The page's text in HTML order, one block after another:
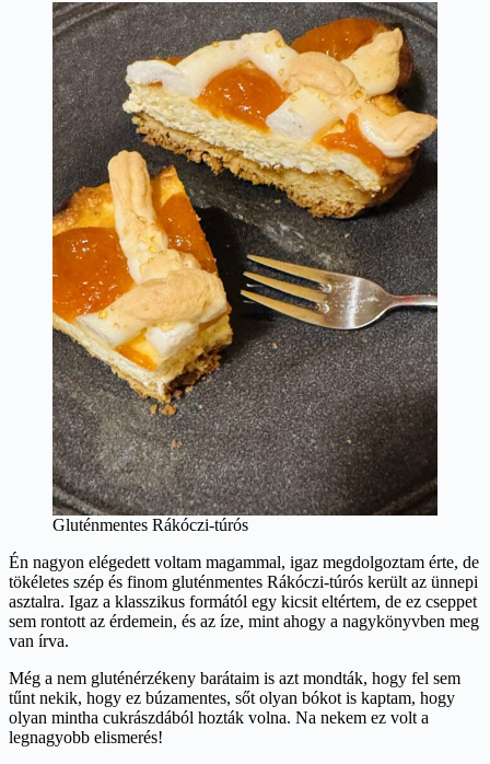
Gluténmentes Rákóczi-túrós
Én nagyon elégedett voltam magammal, igaz megdolgoztam érte, de
tökéletes szép és finom gluténmentes Rákóczi-túrós került az ünnepi
asztalra. Igaz a klasszikus formától egy kicsit eltértem, de ez cseppet
sem rontott az érdemein, és az íze, mint ahogy a nagykönyvben meg
van írva.
Még a nem gluténérzékeny barátaim is azt mondták, hogy fel sem
tűnt nekik, hogy ez búzamentes, sőt olyan bókot is kaptam, hogy
olyan mintha cukrászdából hozták volna. Na nekem ez volt a
legnagyobb elismerés!